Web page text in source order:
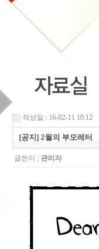
작성일 : 16-02-11 10:12
[공지] 2월의 부모레터
글쓴이 : 관리자